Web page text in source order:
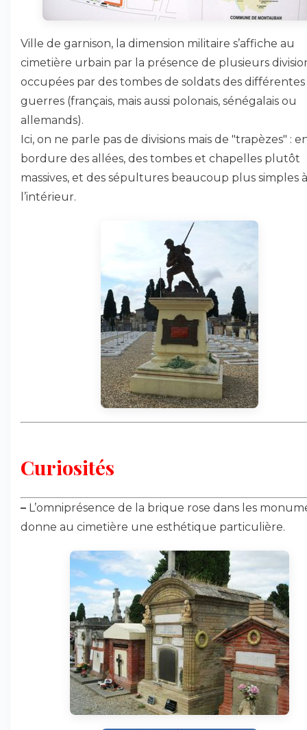
Ville de garnison, la dimension militaire s’affiche au
cimetière urbain par la présence de plusieurs
occupées par des tombes de soldats des différentes
guerres (français, mais aussi polonais, sénégalais ou
allemands).
Ici, on ne parle pas de divisions mais de "trapèzes" :
bordure des allées, des tombes et chapelles plutôt
massives, et des sépultures beaucoup plus simples à
l’intérieur.
Curiosités
– L’omniprésence de la brique rose dans les
donne au cimetière une esthétique particulière.